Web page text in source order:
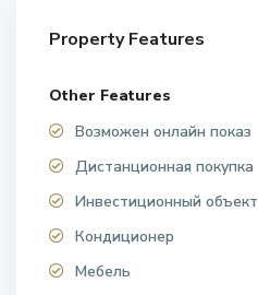
Property Features
Other Features
Возможен онлайн показ
Дистанционная покупка
Инвестиционный объект
Кондиционер
Мебель